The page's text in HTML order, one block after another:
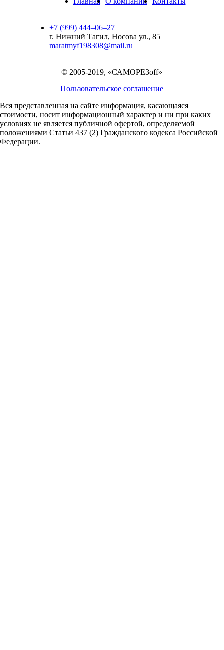
+7 (999) 444‒06‒27
г. Нижний Тагил, Носова ул., 85
maratmyf198308@mail.ru
© 2005-2019, «САМОРЕЗoff»
Пользовательское соглашение
Вся представленная на сайте информация, касающаяся
стоимости, носит информационный характер и ни при каких
условиях не является публичной офертой, определяемой
положениями Статьи 437 (2) Гражданского кодекса Российской
Федерации.